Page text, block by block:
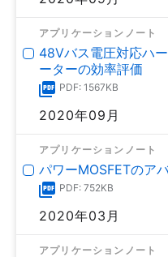
アプリケーションノート
48Vバス電圧対応ハ
ーターの効率評価
PDF: 1567KB
2020年09月
アプリケーションノート
パワーMOSFETのア
PDF: 752KB
2020年03月
アプリケーションノート